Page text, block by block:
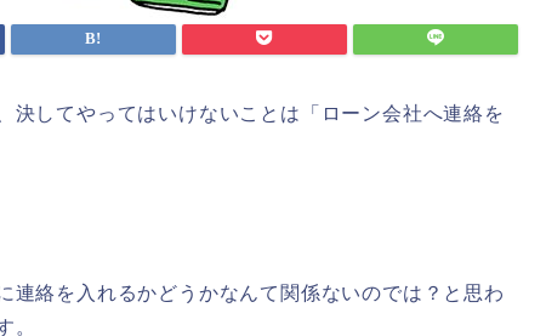
決してやってはいけないことは「ローン会社へ連絡を
連絡を入れるかどうかなんて関係ないのでは？と思わ
。